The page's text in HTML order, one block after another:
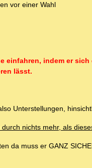
vor einer Wahl
einfahren, indem er
lässt.
Unterstellungen,
nichts mehr, als
da muss er GANZ